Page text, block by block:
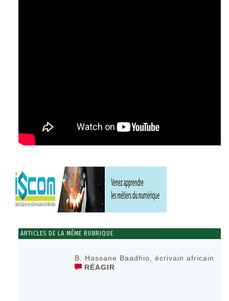
ARTICLES DE LA MÊME RUBRIQUE
B. Hassane Baadhio, écrivain africain
RÉAGIR